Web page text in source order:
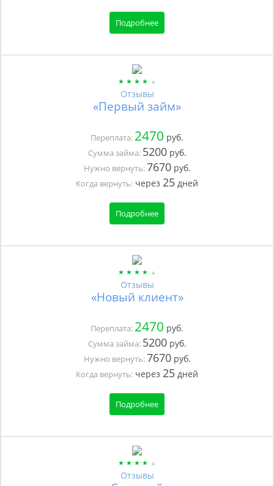
Подробнее
Отзывы
«Первый займ»
Переплата: 2470 руб.
Сумма займа: 5200руб.
Нужно вернуть:7670руб.
Когда вернуть: через 25 дней
Подробнее
Отзывы
«Новый клиент»
Переплата: 2470 руб.
Сумма займа: 5200руб.
Нужно вернуть:7670руб.
Когда вернуть: через 25 дней
Подробнее
Отзывы